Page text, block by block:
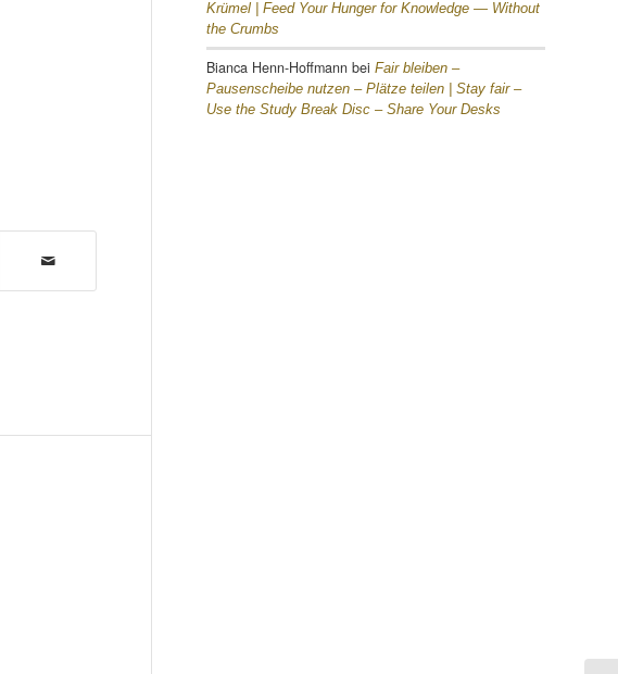
Krümel | Feed Your Hunger for Knowledge — Without
the Crumbs
Bianca Henn-Hoffmann bei Fair bleiben –
Pausenscheibe nutzen – Plätze teilen | Stay fair –
Use the Study Break Disc – Share Your Desks